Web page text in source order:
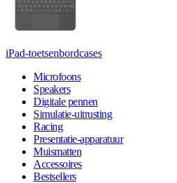
iPad-toetsenbordcases
Microfoons
Speakers
Digitale pennen
Simulatie-uitrusting
Racing
Presentatie-apparatuur
Muismatten
Accessoires
Bestsellers